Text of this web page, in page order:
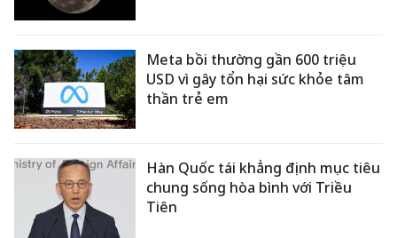
Meta bồi thường gần 600 triệu
USD vì gây tổn hại sức khỏe tâm
thần trẻ em
Hàn Quốc tái khẳng định mục tiêu
chung sống hòa bình với Triều
Tiên